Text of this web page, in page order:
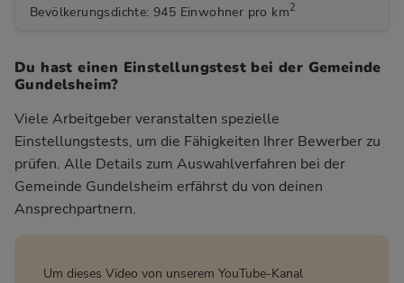
Bevölkerungsdichte: 945 Einwohner pro km2
Du hast einen Einstellungstest bei der Gemeinde
Gundelsheim?
Viele Arbeitgeber veranstalten spezielle
Einstellungstests, um die Fähigkeiten Ihrer Bewerber zu
prüfen. Alle Details zum Auswahlverfahren bei der
Gemeinde Gundelsheim erfährst du von deinen
Ansprechpartnern.
Um dieses Video von unserem YouTube-Kanal